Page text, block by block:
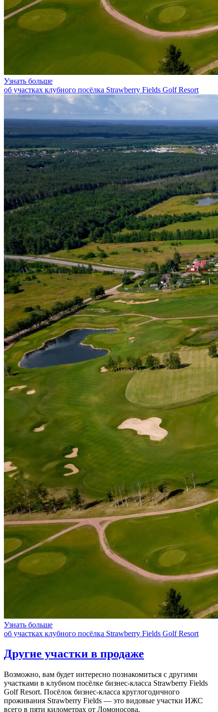
Узнать больше
об участках клубного посёлка Strawberry Fields Golf Resort
Узнать больше
об участках клубного посёлка Strawberry Fields Golf Resort
Другие участки в продаже
Возможно, вам будет интересно познакомиться с другими
участками в клубном посёлке бизнес-класса Strawberry Fields
Golf Resort. Посёлок бизнес-класса круглогодичного
проживания Strawberry Fields — это видовые участки ИЖС
всего в пяти километрах от Ломоносова.